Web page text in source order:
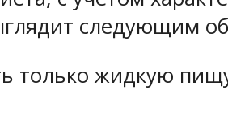
следующим
только жидкую